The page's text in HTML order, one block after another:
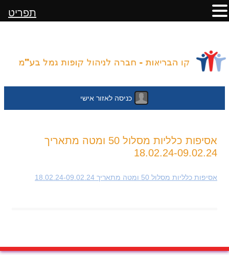
כניסה לאזור אישי
לתוכןאסיפות כלליות מסלול 50 ומטה מתאריך
18.02.24-09.02.24
אסיפות כלליות מסלול 50 ומטה מתאריך 18.02.24-09.02.24
תפריט